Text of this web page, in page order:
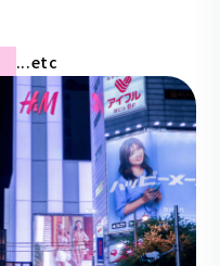
...etc